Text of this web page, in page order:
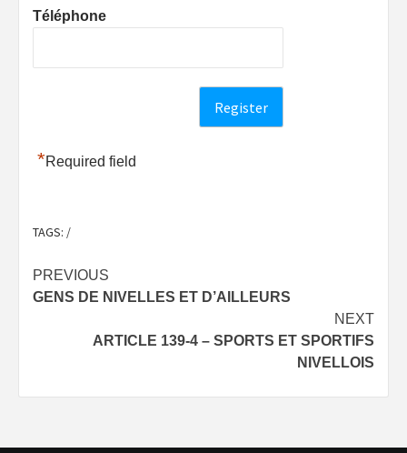
Téléphone
*Required field
TAGS: /
Post
navigation
PREVIOUS
GENS DE NIVELLES ET D’AILLEURS
NEXT
ARTICLE 139-4 – SPORTS ET SPORTIFS
NIVELLOIS